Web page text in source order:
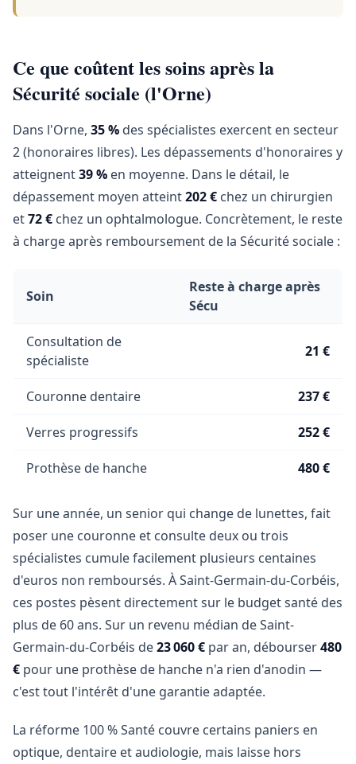
Ce que coûtent les soins après la
Sécurité sociale (l'Orne)
Dans l'Orne, 35 % des spécialistes exercent en secteur
2 (honoraires libres). Les dépassements d'honoraires y
atteignent39 % en moyenne. Dans le détail, le
dépassement moyen atteint202 € chez un chirurgien
et72 € chez un ophtalmologue. Concrètement, le reste
à charge après remboursement de la Sécurité sociale :
Soin
Reste à charge après
Sécu
Consultation de
spécialiste
21 €
Couronne dentaire 237 €
Verres progressifs 252 €
Prothèse de hanche 480 €
Sur une année, un senior qui change de lunettes, fait
poser une couronne et consulte deux ou trois
spécialistes cumule facilement plusieurs centaines
d'euros non remboursés. À Saint-Germain-du-Corbéis,
ces postes pèsent directement sur le budget santé des
plus de 60 ans. Sur un revenu médian de Saint-
Germain-du-Corbéis de23 060 € par an, débourser480
€ pour une prothèse de hanche n'a rien d'anodin —
c'est tout l'intérêt d'une garantie adaptée.
La réforme 100 % Santé couvre certains paniers en
optique, dentaire et audiologie, mais laisse hors